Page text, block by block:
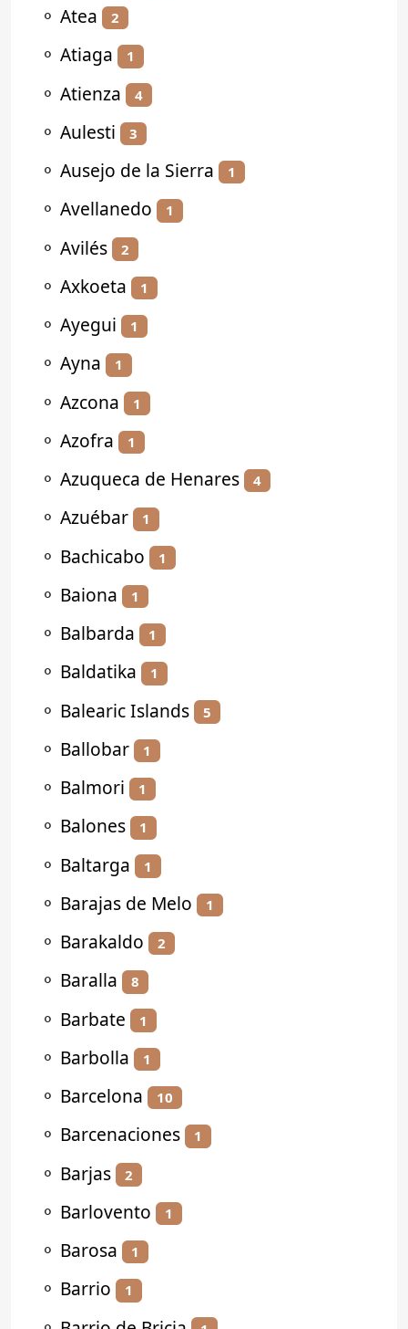
⚬ Atea 2
⚬ Atiaga 1
⚬ Atienza 4
⚬ Aulesti 3
⚬ Ausejo de la Sierra 1
⚬ Avellanedo 1
⚬ Avilés 2
⚬ Axkoeta 1
⚬ Ayegui 1
⚬ Ayna 1
⚬ Azcona 1
⚬ Azofra 1
⚬ Azuqueca de Henares 4
⚬ Azuébar 1
⚬ Bachicabo 1
⚬ Baiona 1
⚬ Balbarda 1
⚬ Baldatika 1
⚬ Balearic Islands 5
⚬ Ballobar 1
⚬ Balmori 1
⚬ Balones 1
⚬ Baltarga 1
⚬ Barajas de Melo 1
⚬ Barakaldo 2
⚬ Baralla 8
⚬ Barbate 1
⚬ Barbolla 1
⚬ Barcelona 10
⚬ Barcenaciones 1
⚬ Barjas 2
⚬ Barlovento 1
⚬ Barosa 1
⚬ Barrio 1